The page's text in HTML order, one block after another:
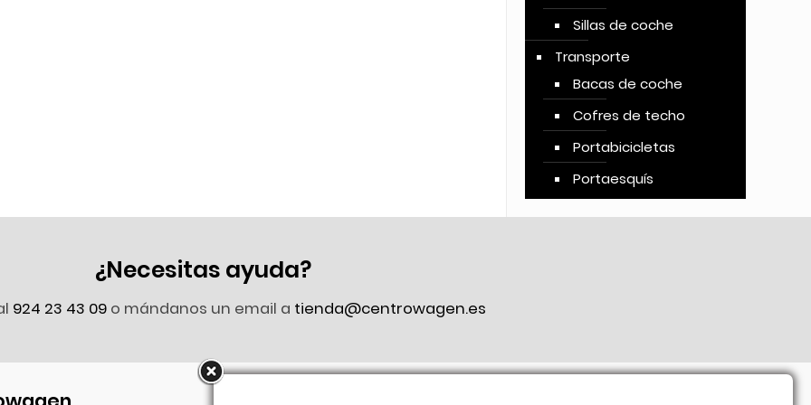
Sillas de coche
Transporte
Bacas de coche
Cofres de techo
Portabicicletas
Portaesquís
¿Necesitas ayuda?
924 23 43 09 o mándanos un email a tienda@centrowagen.es